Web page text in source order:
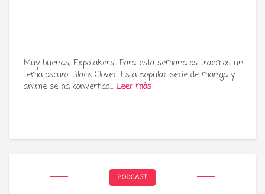
Muy buenas, Expotakers! Para esta semana os traemos un
tema oscuro: Black Clover. Esta popular serie de manga y
anime se ha convertido… Leer más
PODCAST